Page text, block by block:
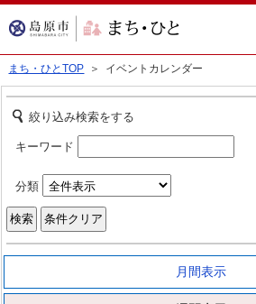
まち・ひとTOP ＞ イベントカレンダー
絞り込み検索をする
キーワード
分類
月間表示